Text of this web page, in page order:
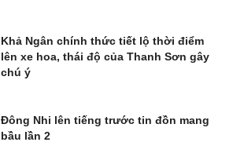
Khả Ngân chính thức tiết lộ thời điểm
lên xe hoa, thái độ của Thanh Sơn gây
chú ý
Đông Nhi lên tiếng trước tin đồn mang
bầu lần 2